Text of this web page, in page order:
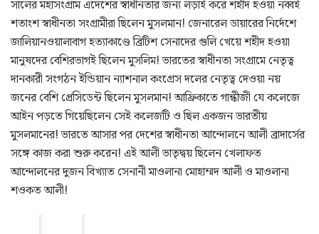
সালের মহাসংগ্রাম এদেশের স্বাধীনতার জন্য লড়াই করে শহীদ হওয়া নব্বই
শতাংশ স্বাধীনতা সংগ্রামীরা ছিলেন মুসলমান! জেনারেল ডায়ারের নির্দেশে
জালিয়ানওয়ালাবাগ হত্যাকাণ্ডে ব্রিটিশ সেনাদের গুলি খেয়ে শহীদ হওয়া
মানুষদের বেশিরভাগই ছিলেন মুসলিম! ভারতের স্বাধীনতা সংগ্রামে নেতৃত্ব
দানকারী সংগঠন ইন্ডিয়ান ন্যাশনাল কংগ্রেস দলের নেতৃত্ব দেওয়া নয়
জনের বেশি প্রেসিডেন্ট ছিলেন মুসলমান! আফ্রিকাতে গান্ধীজী যে কলেজে
আইন পড়তে গিয়েছিলেন সেই কলেজটি ও ছিল একজন ভারতীয়
মুসলমানের! ভারতে আসার পর দেশের স্বাধীনতা আন্দোলনে আলী ব্রাদার্সের
সঙ্গে কাজ করা শুরু করেন! এই আলী ভাতৃদ্বয় ছিলেন খেলাফত
আন্দোলনের দুজন বিখ্যাত সেনানী মাওলানা মোহাম্মদ আলী ও মাওলানা
শওকত আলী!